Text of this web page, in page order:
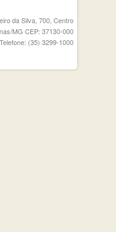
da Silva, 700, Centro
MG CEP: 37130-000
Telefone: (35) 3299-1000